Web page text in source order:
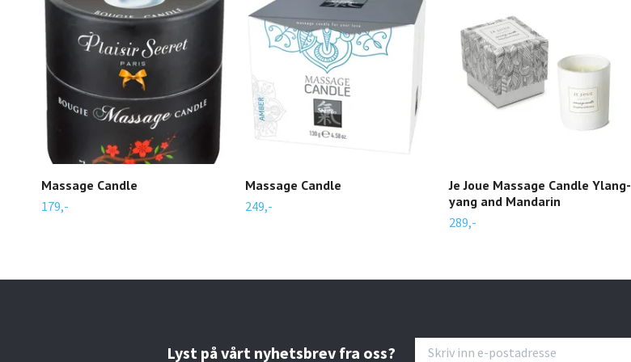
Massage Candle
179,-
Massage Candle
249,-
Je Joue Massage Candle Ylang-
yang and Mandarin
289,-
Lyst på vårt nyhetsbrev fra oss?